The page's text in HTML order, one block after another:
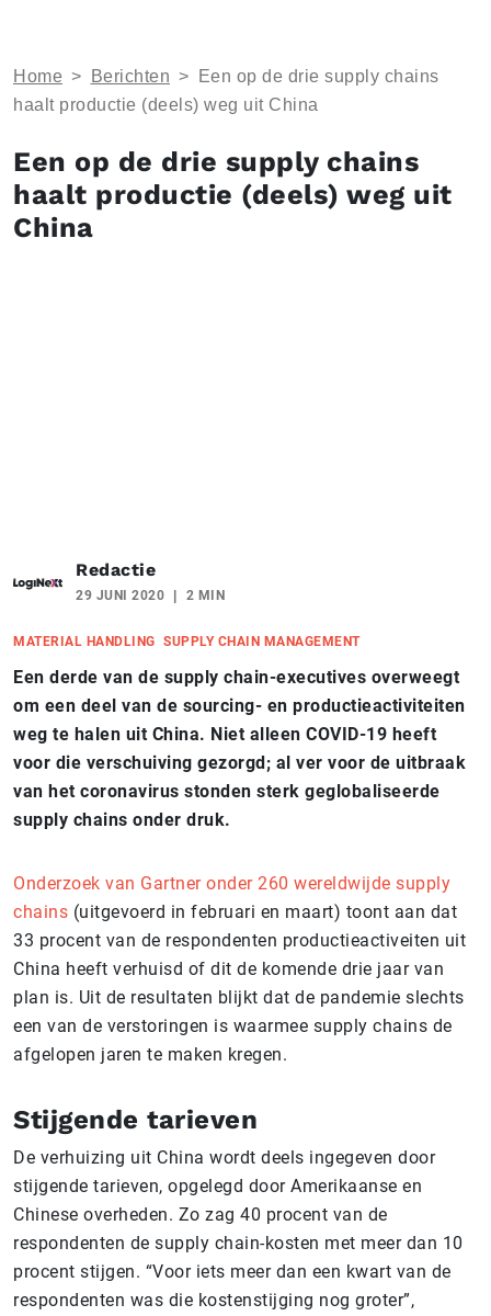
Home > Berichten >
Een op de drie supply chains
haalt productie (deels) weg uit China
Een op de drie supply chains
haalt productie (deels) weg uit
China
Redactie
29 JUNI 2020 2 MIN
MATERIAL HANDLING SUPPLY CHAIN MANAGEMENT
Een derde van de supply chain-executives overweegt
om een deel van de sourcing- en productieactiviteiten
weg te halen uit China. Niet alleen COVID-19 heeft
voor die verschuiving gezorgd; al ver voor de uitbraak
van het coronavirus stonden sterk geglobaliseerde
supply chains onder druk.
Onderzoek van Gartner onder 260 wereldwijde supply
chains (uitgevoerd in februari en maart) toont aan dat
33 procent van de respondenten productieactiveiten uit
China heeft verhuisd of dit de komende drie jaar van
plan is. Uit de resultaten blijkt dat de pandemie slechts
een van de verstoringen is waarmee supply chains de
afgelopen jaren te maken kregen.
Stijgende tarieven
De verhuizing uit China wordt deels ingegeven door
stijgende tarieven, opgelegd door Amerikaanse en
Chinese overheden. Zo zag 40 procent van de
respondenten de supply chain-kosten met meer dan 10
procent stijgen. “Voor iets meer dan een kwart van de
respondenten was die kostenstijging nog groter”,